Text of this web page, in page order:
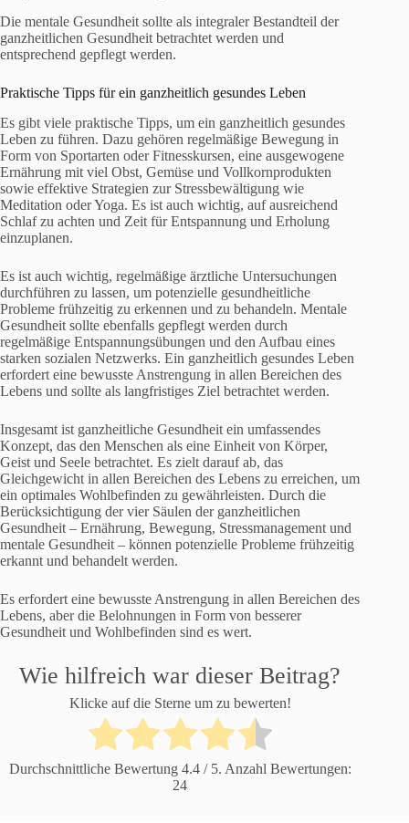
Die mentale Gesundheit sollte als integraler Bestandteil der
ganzheitlichen Gesundheit betrachtet werden und
entsprechend gepflegt werden.
Praktische Tipps für ein ganzheitlich gesundes Leben
Es gibt viele praktische Tipps, um ein ganzheitlich gesundes
Leben zu führen. Dazu gehören regelmäßige Bewegung in
Form von Sportarten oder Fitnesskursen, eine ausgewogene
Ernährung mit viel Obst, Gemüse und Vollkornprodukten
sowie effektive Strategien zur Stressbewältigung wie
Meditation oder Yoga. Es ist auch wichtig, auf ausreichend
Schlaf zu achten und Zeit für Entspannung und Erholung
einzuplanen.
Es ist auch wichtig, regelmäßige ärztliche Untersuchungen
durchführen zu lassen, um potenzielle gesundheitliche
Probleme frühzeitig zu erkennen und zu behandeln. Mentale
Gesundheit sollte ebenfalls gepflegt werden durch
regelmäßige Entspannungsübungen und den Aufbau eines
starken sozialen Netzwerks. Ein ganzheitlich gesundes Leben
erfordert eine bewusste Anstrengung in allen Bereichen des
Lebens und sollte als langfristiges Ziel betrachtet werden.
Insgesamt ist ganzheitliche Gesundheit ein umfassendes
Konzept, das den Menschen als eine Einheit von Körper,
Geist und Seele betrachtet. Es zielt darauf ab, das
Gleichgewicht in allen Bereichen des Lebens zu erreichen, um
ein optimales Wohlbefinden zu gewährleisten. Durch die
Berücksichtigung der vier Säulen der ganzheitlichen
Gesundheit – Ernährung, Bewegung, Stressmanagement und
mentale Gesundheit – können potenzielle Probleme frühzeitig
erkannt und behandelt werden.
Es erfordert eine bewusste Anstrengung in allen Bereichen des
Lebens, aber die Belohnungen in Form von besserer
Gesundheit und Wohlbefinden sind es wert.
Wie hilfreich war dieser Beitrag?
Klicke auf die Sterne um zu bewerten!
Durchschnittliche Bewertung 4.4/ 5. Anzahl Bewertungen:
24